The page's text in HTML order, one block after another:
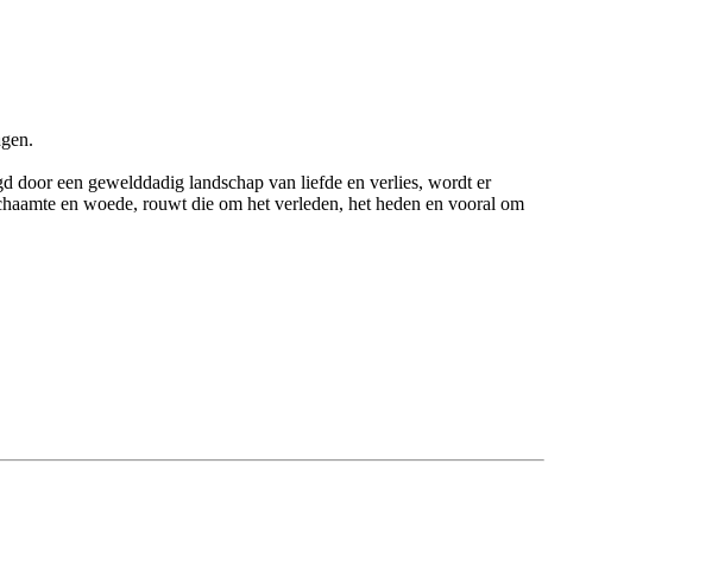
door een gewelddadig landschap van liefde en verlies, wordt er
en woede, rouwt die om het verleden, het heden en vooral om